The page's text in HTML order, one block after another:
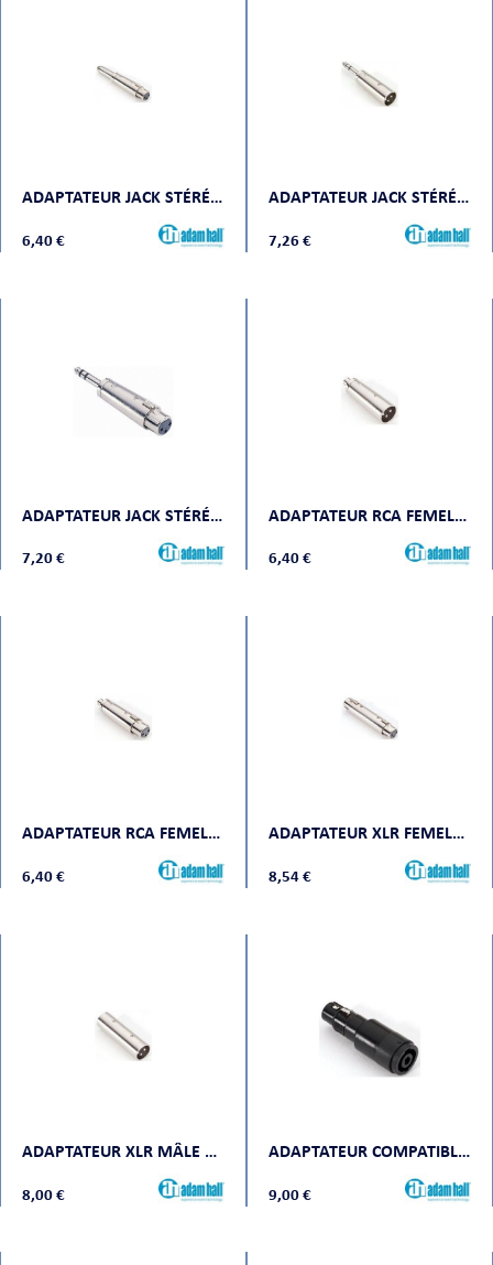
ADAPTATEUR JACK STÉRÉO FEMELLE VERS XLR FEMELLE
6,40 €
ADAPTATEUR JACK STÉRÉO MÂLE VERS XLR MÂLE
7,26 €
ADAPTATEUR JACK STÉRÉO MÂLE VERS XLR FEMELLE
7,20 €
ADAPTATEUR RCA FEMELLE VERS XLR MÂLE
6,40 €
ADAPTATEUR RCA FEMELLE VERS XLR FEMELLE
6,40 €
ADAPTATEUR XLR FEMELLE VERS XLR FEMELLE
8,54 €
ADAPTATEUR XLR MÂLE VERS XLR MÂLE
8,00 €
ADAPTATEUR COMPATIBLE SPEAKON 4 POINTS CHÂSSIS VERS XLR FEMELLE
9,00 €